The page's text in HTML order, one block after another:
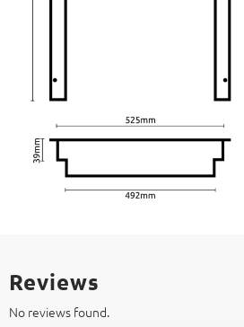
Reviews
No reviews found.